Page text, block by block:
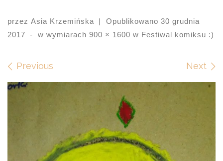
przez Asia Krzemińska | Opublikowano 30 grudnia
2017
- w wymiarach 900 × 1600 w Festiwal komiksu :)
Images navigation
Previous Next